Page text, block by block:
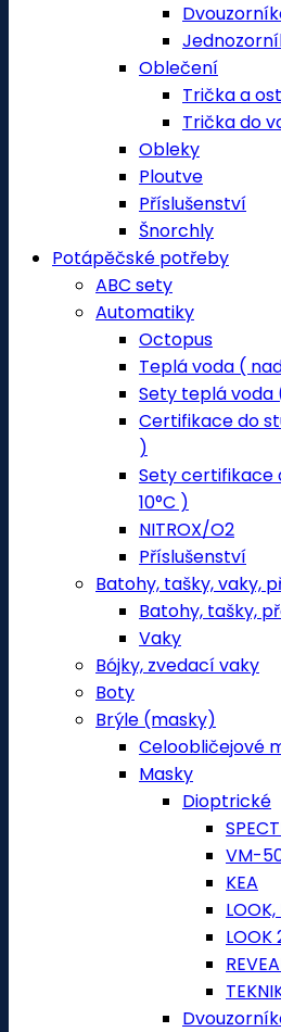
Oblečení
Trička a
Trička do
Obleky
Ploutve
Příslušenství
Šnorchly
Potápěčské potřeby
ABC sety
Automatiky
Octopus
Teplá voda (
Sety teplá voda
Certifikace do
)
Sety certifikace
10°C )
NITROX/O2
Příslušenství
Batohy, tašky, vaky,
Batohy, tašky,
Vaky
Bójky, zvedací vaky
Boty
Brýle (masky)
Celoobličejové
Masky
Dioptrické
VM-
KEA
LOOK